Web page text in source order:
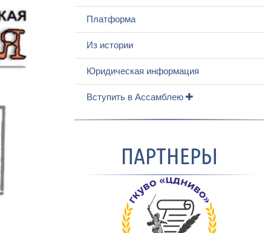
Платформа
Из истории
Юридическая информация
Вступить в Ассамблею
ПАРТНЕРЫ